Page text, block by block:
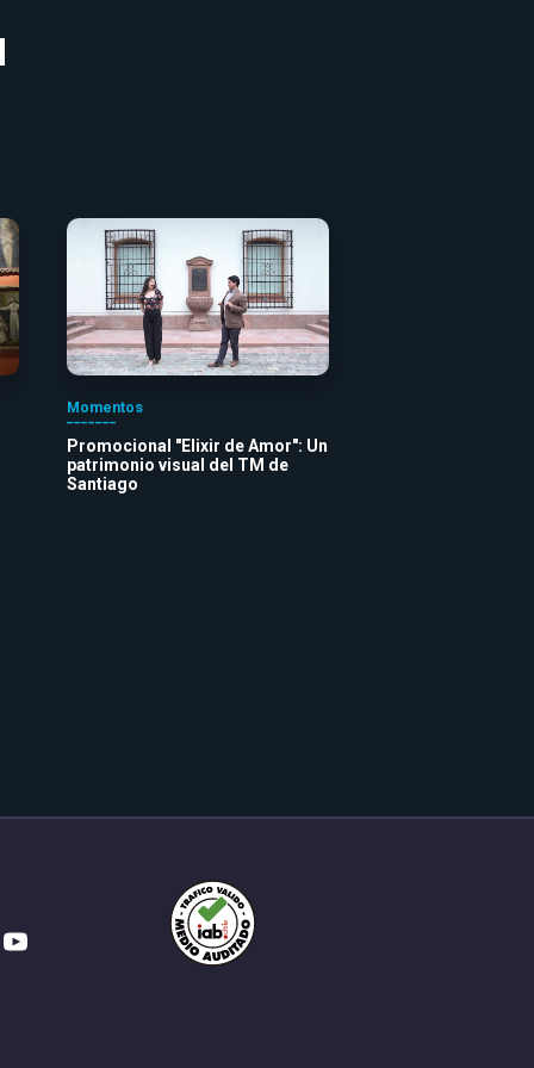
Momentos
Promocional "Elixir de Amor": Un
patrimonio visual del TM de
Santiago